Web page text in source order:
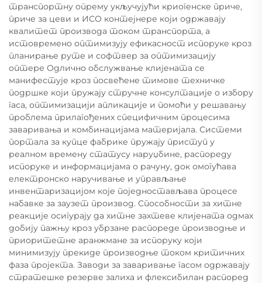
транспортну опрему укључујући криогенске приче,
приче за цеви и ИСО контејнере који одржавају
квалитет производа током транспорта, а
истовремено оптимизују ефикасност испоруке кроз
планирање руте и софтвер за оптимизацију
оптере Одлично обслужвање клијената се
манифестује кроз посвећене тимове техничке
подршке који пружају стручне консултације о избору
гаса, оптимизацији апликације и помоћи у решавању
проблема прилагођених специфичним процесима
заваривања и комбинацијама материјала. Системи
портала за купце фабрике пружају приступ у
реалном времену статусу наруџбине, распореду
испоруке и информацијама о рачуну, док омогућава
електронско наручивање и управљање
инвентаризацијом које поједностављава процесе
набавке за заузет производ. Способности за хитне
реакције осигурају да хитне захтеве клијената одмах
добију пажњу кроз убрзане распореде производње и
приоритетне аранжмане за испоруку који
минимизују прекиде производње током критичних
фаза пројекта. Заводи за заваривање гасом одржавају
стратешке резерве залиха и флексибилан распоред